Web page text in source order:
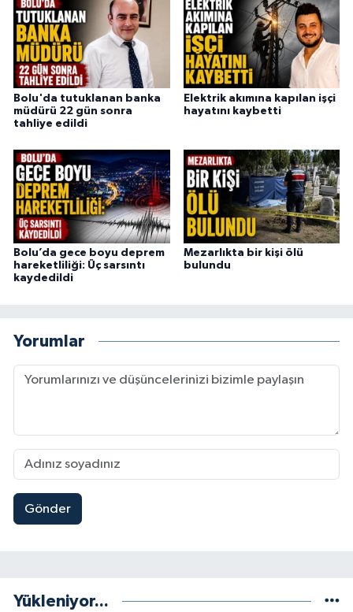
Bolu'da tutuklanan banka
müdürü 22 gün sonra
tahliye edildi
Elektrik akımına kapılan işçi
hayatını kaybetti
Bolu’da gece boyu deprem
hareketliliği: Üç sarsıntı
kaydedildi
Mezarlıkta bir kişi ölü
bulundu
Yorumlar
Gönder
Yükleniyor...